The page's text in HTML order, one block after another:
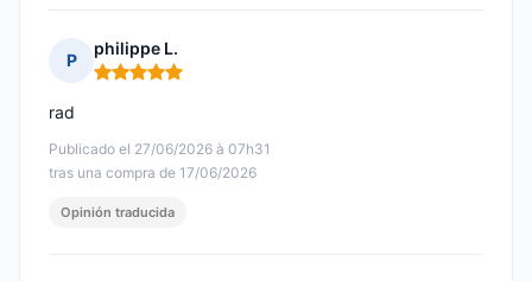
P
philippe L.
Nota: 5 de 5
Publicado el 27/06/2026 à 07h31
tras una compra de 17/06/2026
rad
Opinión traducida